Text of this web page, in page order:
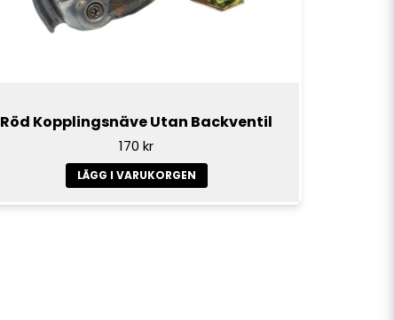
Röd Kopplingsnäve Utan Backventil
170 kr
LÄGG I VARUKORGEN